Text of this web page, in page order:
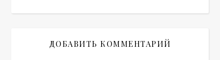
ДОБАВИТЬ КОММЕНТАРИЙ